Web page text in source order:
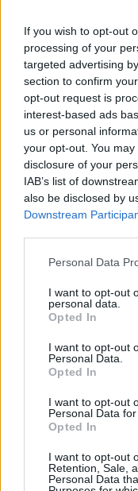
If you wish to opt-out
processing of your
targeted advertising
section to confirm
opt-out request is
interest-based ads
us or personal
your opt-out. You
disclosure of your
IAB’s list of
also be disclosed by
Downstream
Personal Data
I want to opt-out
personal data.
Opted In
I want to opt-out
Personal Data.
Opted In
I want to opt-out
Personal Data
Opted In
I want to opt-out
Retention, Sale,
Personal Data
MANIA RETRÒ
Le
moda, quali
vittime del
12/02/2022
THE LOCKDOWN
Elton John
perché sceglie
session man
27/10/2021
POPSTAR
Beyoncé a
Billie Eilish.
regina dei
16/03/2021
REGINA DEL POP
Con Dua Lipa il
web che
29/11/2020